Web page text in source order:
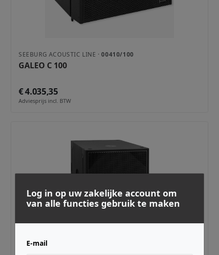
SEEBURG ACOUSTIC LINE ·00410/100
GALEO C 100
€ 4.035,35
Adviesprijs incl. BTW
SEEBURG ACOUSTIC LINE ·
GALEO C Sub
Log in op uw zakelijke account om
van alle functies gebruik te maken
E-mail